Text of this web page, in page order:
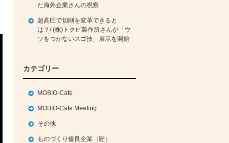
た海外企業さんの視察
超高圧で切削を変革できると
は？/ (株)トクピ製作所さんが「ウ
ソをつかないスゴ技」展示を開始
カテゴリー
MOBIO-Cafe
MOBIO-Cafe Meeting
その他
ものづくり優良企業（匠）